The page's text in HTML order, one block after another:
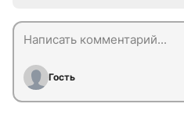
Гость